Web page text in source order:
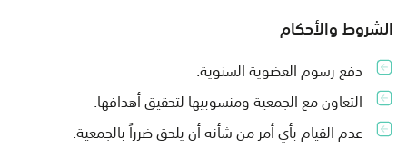
الشروط والأحكام
دفع رسوم العضوية السنوية.
التعاون مع الجمعية ومنسوبيها لتحقيق أهدافها.
عدم القيام بأي أمر من شأنه أن يلحق ضرراً بالجمعية.